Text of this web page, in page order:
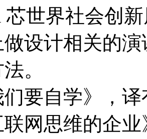
芯世界社会创
设计相关的
。
要自学》，
网思维的企